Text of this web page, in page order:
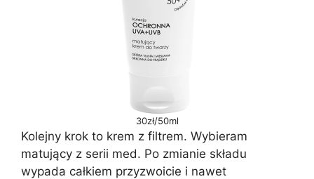
30zł/50ml
Kolejny krok to krem z filtrem. Wybieram
matujący z serii med. Po zmianie składu
wypada całkiem przyzwoicie i nawet